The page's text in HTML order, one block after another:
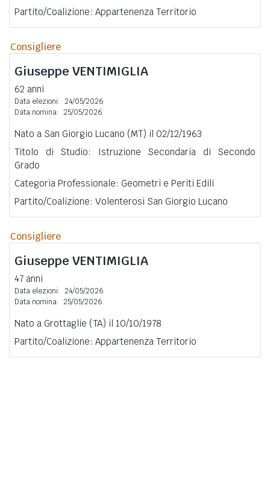
Partito/Coalizione: Appartenenza Territorio
Consigliere
Giuseppe VENTIMIGLIA
62 anni
Data elezioni: 24/05/2026
Data nomina: 25/05/2026
Nato a San Giorgio Lucano (MT) il 02/12/1963
Titolo di Studio: Istruzione Secondaria di Secondo
Grado
Categoria Professionale: Geometri e Periti Edili
Partito/Coalizione: Volenterosi San Giorgio Lucano
Consigliere
Giuseppe VENTIMIGLIA
47 anni
Data elezioni: 24/05/2026
Data nomina: 25/05/2026
Nato a Grottaglie (TA) il 10/10/1978
Partito/Coalizione: Appartenenza Territorio